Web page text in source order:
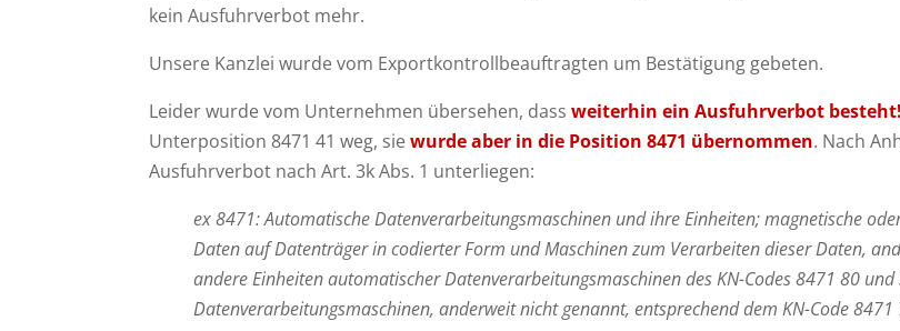
kein Ausfuhrverbot mehr.
Unsere Kanzlei wurde vom Exportkontrollbeauftragten um Bestätigung gebeten.
Leider wurde vom Unternehmen übersehen, dassweiterhin ein Ausfuhrverbot besteht!
Unterposition 8471 41 weg, siewurde aber in die Position 8471 übernommen. Nach
Ausfuhrverbot nach Art. 3k Abs. 1 unterliegen:
ex 8471: Automatische Datenverarbeitungsmaschinen und ihre Einheiten; magnetische
Daten auf Datenträger in codierter Form und Maschinen zum Verarbeiten dieser Daten,
andere Einheiten automatischer Datenverarbeitungsmaschinen des KN-Codes 8471 80
Datenverarbeitungsmaschinen, anderweit nicht genannt, entsprechend dem KN-Code 8471